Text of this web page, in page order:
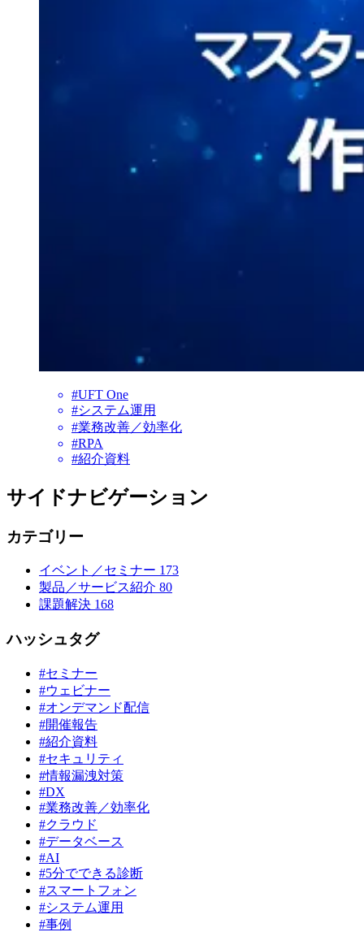
#UFT One
#システム運用
#業務改善／効率化
#RPA
#紹介資料
サイドナビゲーション
カテゴリー
イベント／セミナー 173
製品／サービス紹介 80
課題解決 168
ハッシュタグ
#セミナー
#ウェビナー
#オンデマンド配信
#開催報告
#紹介資料
#セキュリティ
#情報漏洩対策
#DX
#業務改善／効率化
#クラウド
#データベース
#AI
#5分でできる診断
#スマートフォン
#システム運用
#事例